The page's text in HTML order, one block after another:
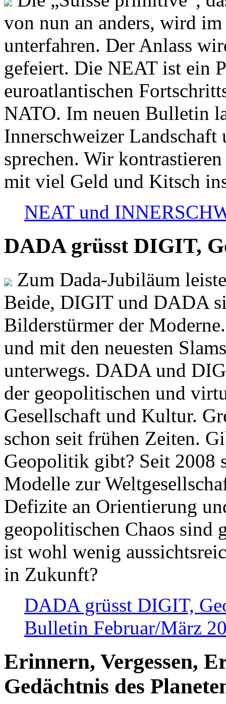
von nun an anders, wird
unterfahren. Der Anlass
gefeiert. Die NEAT ist ein
euroatlantischen
NATO. Im neuen Bulletin
Innerschweizer
sprechen. Wir
mit viel Geld und Kitsch
NEAT und
DADA grüsst DIGIT,
Zum Dada-Jubiläum
Beide, DIGIT und DADA
Bilderstürmer der
und mit den neuesten
unterwegs. DADA und
der geopolitischen und
Gesellschaft und Kultur.
schon seit frühen Zeiten.
Geopolitik gibt? Seit 2008
Modelle zur
Defizite an Orientierung
geopolitischen Chaos sind
ist wohl wenig
in Zukunft?
DADA grüsst DIGIT,
Bulletin Februar/März
Erinnern, Vergessen,
Gedächtnis des